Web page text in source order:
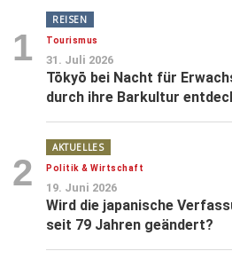
1
REISEN
Tourismus
31. Juli 2026
Tōkyō bei Nacht für
durch ihre Barkultur
2
AKTUELLES
Politik & Wirtschaft
19. Juni 2026
Wird die japanische
seit 79 Jahren geändert?